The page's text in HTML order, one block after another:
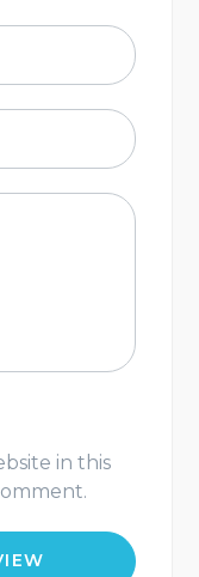
in this